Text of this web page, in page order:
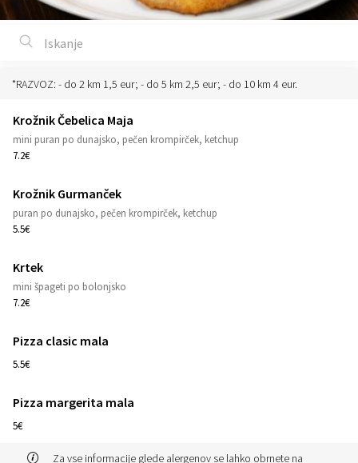
*RAZVOZ: - do 2 km 1,5 eur; - do 5 km 2,5 eur; - do 10 km 4 eur.
Krožnik Čebelica Maja
mini puran po dunajsko, pečen krompirček, ketchup
7.2€
Krožnik Gurmanček
puran po dunajsko, pečen krompirček, ketchup
5.5€
Krtek
mini špageti po bolonjsko
7.2€
Pizza clasic mala
5.5€
Pizza margerita mala
5€
Za vse informacije glede alergenov se lahko obrnete na